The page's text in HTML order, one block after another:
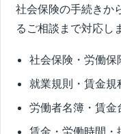
社会保険の手続きか
るご相談まで対応し
社会保険・労働保
就業規則・賃金規
労働者名簿・賃金
賃金・労働時間・